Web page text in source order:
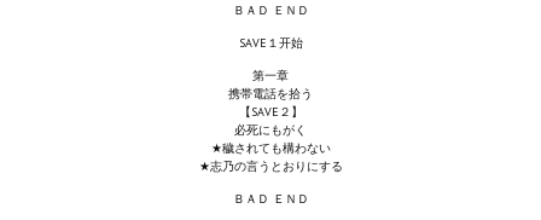
Теневой кардинал для Скайрима
Apella CBBE SSE BodySlide (with Physics)
Apella 2.0 CBBE SSE BodySlide (with Physics)
ＢＡＤ ＥＮＤ
SAVE１开始
第一章
携帯電話を拾う
【SAVE２】
必死にもがく
★穢されても構わない
★志乃の言うとおりにする
ＢＡＤ ＥＮＤ